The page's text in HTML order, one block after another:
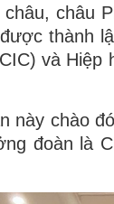
châu
thành
và Hiệp
này chào
đoàn là